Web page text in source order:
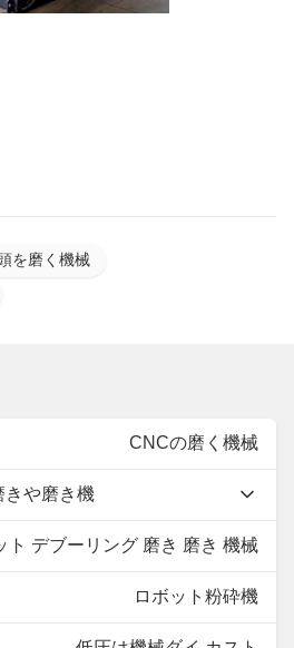
を磨く機械
CNCの磨く機械
きや磨き機
ト デブーリング 磨き 磨き 機械
ロボット粉砕機